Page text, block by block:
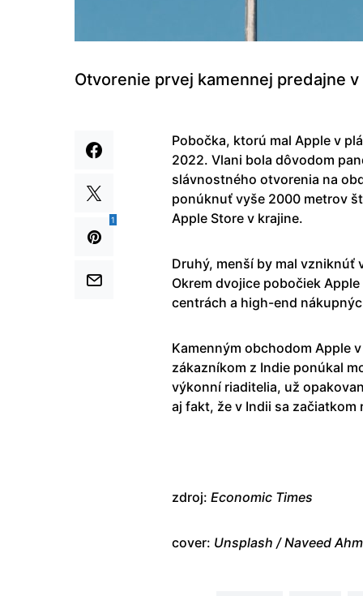
Otvorenie prvej kamennej predajne
1
Pobočka, ktorú mal Apple v
2022. Vlani bola dôvodom
slávnostného otvorenia na
ponúknuť vyše 2000 metrov
Apple Store v krajine.
Druhý, menší by mal vzniknúť
Okrem dvojice pobočiek
centrách a high-end
Kamenným obchodom Apple
zákazníkom z Indie ponúkal
výkonní riaditelia, už
aj fakt, že v Indii sa
zdroj: Economic Times
cover: Unsplash / Naveed